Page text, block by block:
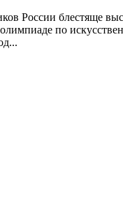
России блестяще
по